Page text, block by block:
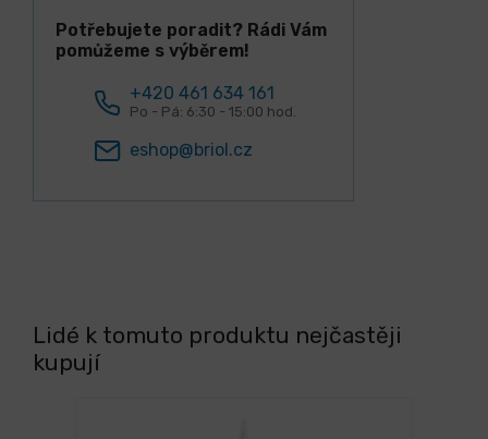
Potřebujete poradit? Rádi Vám
pomůžeme s výběrem!
+420 461 634 161
Po - Pá: 6:30 - 15:00 hod.
eshop@briol.cz
Lidé k tomuto produktu nejčastěji
kupují